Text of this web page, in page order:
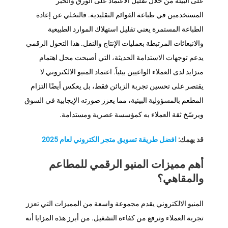
المستخدمين في طباعة القوائم التقليدية. فالتخلي عن إعادة
الطباعة المستمرة يعني تقليل استهلاك الموارد الطبيعية
والانبعاثات المرتبطة بعمليات الإنتاج والنقل. هذا التحول الرقمي
يدعم توجهات الاستدامة الحديثة، التي أصبحت محل اهتمام
متزايد لدى العملاء الواعيين بيئياً. اعتماد ‎المنيو الالكتروني لا
يقتصر على تحسين تجربة الزبائن فقط، بل يعكس أيضًا التزام
المطعم بالمسؤولية البيئية، مما يعزز صورته الإيجابية في السوق
ويرسّخ ثقة العملاء به كمؤسسة عصرية ومستدامة.
قد يهمك: افضل طريقة تسويق متجر الكتروني لعام 2025
أهم مميزات المنيو الرقمي للمطاعم
والمقاهي؟
‎المنيو الالكتروني يقدم مجموعة واسعة من المميزات التي تعزز
تجربة العملاء وترفع من كفاءة التشغيل. من أبرز هذه المزايا أنه